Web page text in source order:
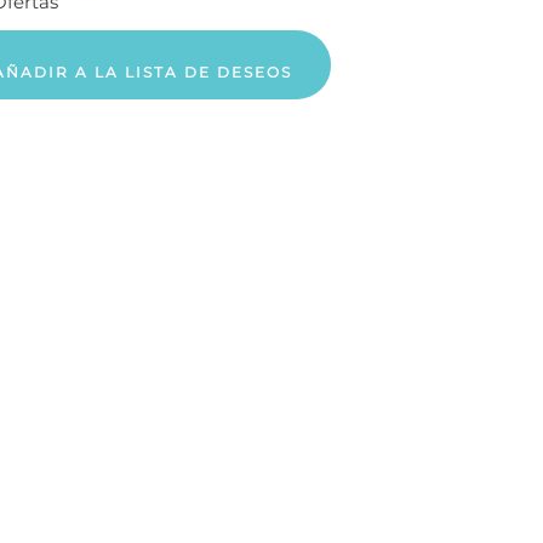
A LA LISTA DE DESEOS